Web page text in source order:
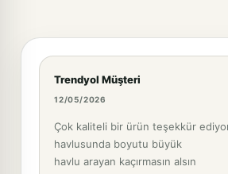
Trendyol Müşteri
12/05/2026
Çok kaliteli bir ürün teşekkür
havlusunda boyutu büyük
havlu arayan kaçırmasın alsın